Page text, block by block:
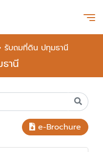
รับถมที่ดิน ปทุมธานี
านี
e-Brochure